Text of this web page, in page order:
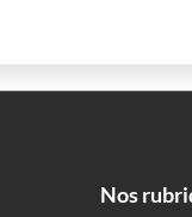
Nos